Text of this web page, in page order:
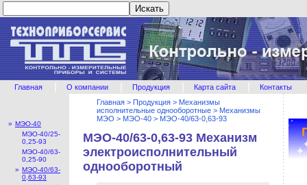
Главная О компании Продукция Карта сайта Контакты
» МЭО-40
МЭО-40/25-
0,25-93
МЭО-40/63-
0,25-90
» МЭО-40/63-
0,63-93
Главная > Продукция > Механизмы
исполнительные однооборотные > Механизмы
МЭО > МЭО-40 > МЭО-40/63-0,63-93
МЭО-40/63-0,63-93 Механизм
электроисполнительный
однооборотный